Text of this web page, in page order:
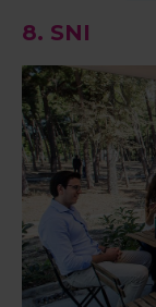
8. SNI